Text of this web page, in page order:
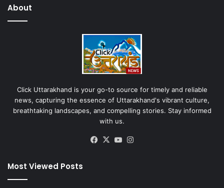
About
Click Uttarakhand is your go-to source for timely and reliable
news, capturing the essence of Uttarakhand's vibrant culture,
breathtaking landscapes, and compelling stories. Stay informed
with us.
Facebook
X YouTube
Most Viewed Posts